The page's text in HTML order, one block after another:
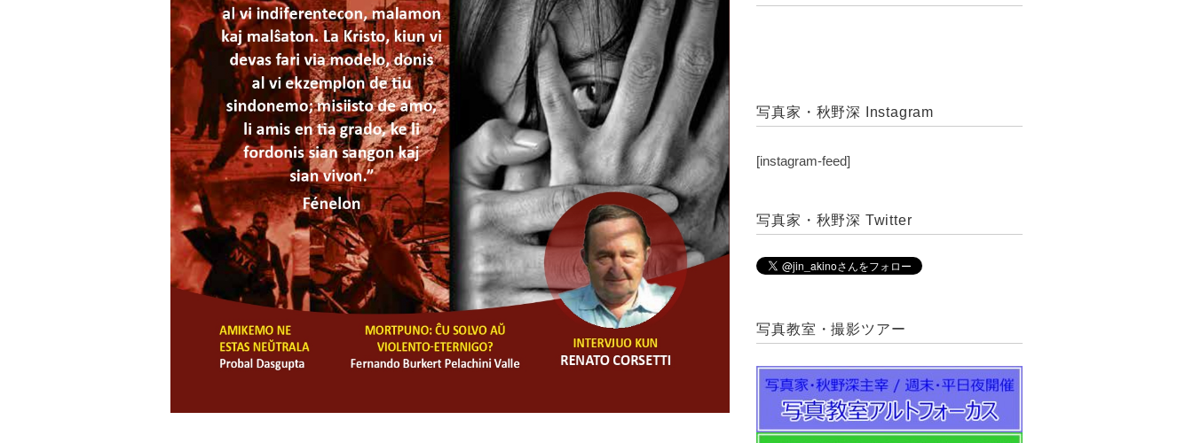
写真家・秋野深 Instagram
[instagram-feed]
写真家・秋野深 Twitter
写真教室・撮影ツアー